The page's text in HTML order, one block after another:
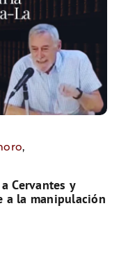
,
Cervantes y
a la manipulación